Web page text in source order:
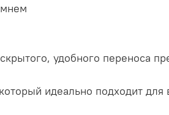
удобного переноса
идеально подходит для